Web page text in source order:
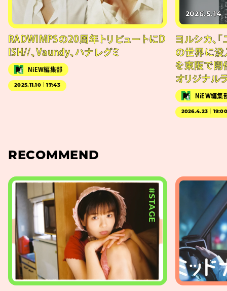
RADWIMPSの20周年トリビュートにD
ISH//、Vaundy、ハナレグミ
NiEW編集部
2025.11.10｜17:43
2026.5.14
ヨルシカ、「
の世界に没
を東阪で開
オリジナル
NiEW編集
2026.4.23｜
RECOMMEND
#STAGE